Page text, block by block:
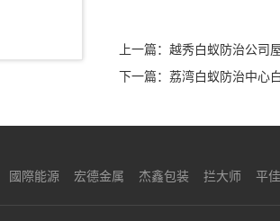
上一篇： 越秀白蚁防治公司
下一篇： 荔湾白蚁防治中心
國際能源 宏德金属 杰鑫包装 拦大师 平